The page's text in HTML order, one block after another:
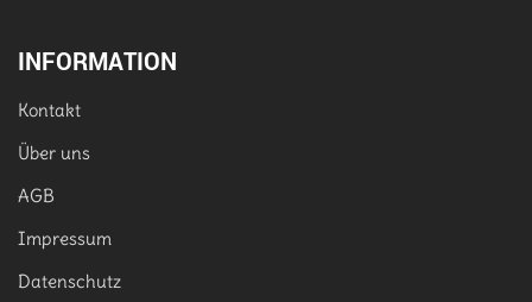
INFORMATION
Kontakt
Über uns
AGB
Impressum
Datenschutz